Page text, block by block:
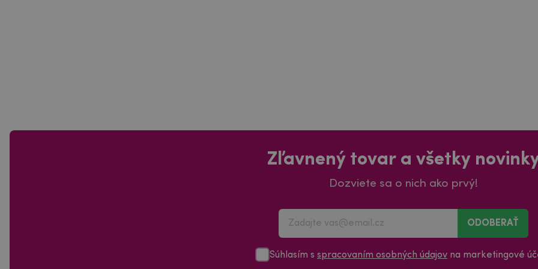
Zľavnený tovar a všetky
Dozviete sa o nich ako prvý!
ODOBERAŤ
Súhlasím s spracovaním osobných údajov na marketingové